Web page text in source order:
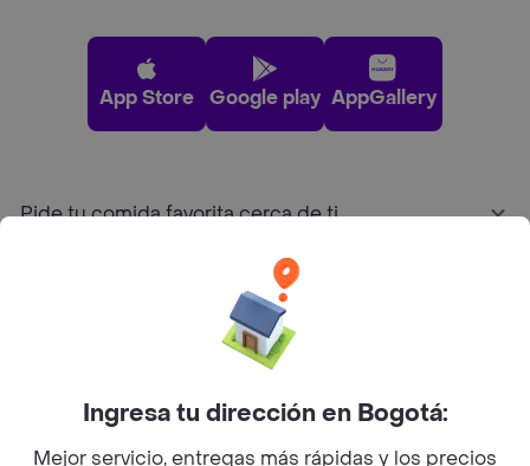
App Store Google play AppGallery
Pide tu comida favorita cerca de ti
Sobre Rappi
Ingresa tu dirección en Bogotá:
Mejor servicio, entregas más rápidas y los precios